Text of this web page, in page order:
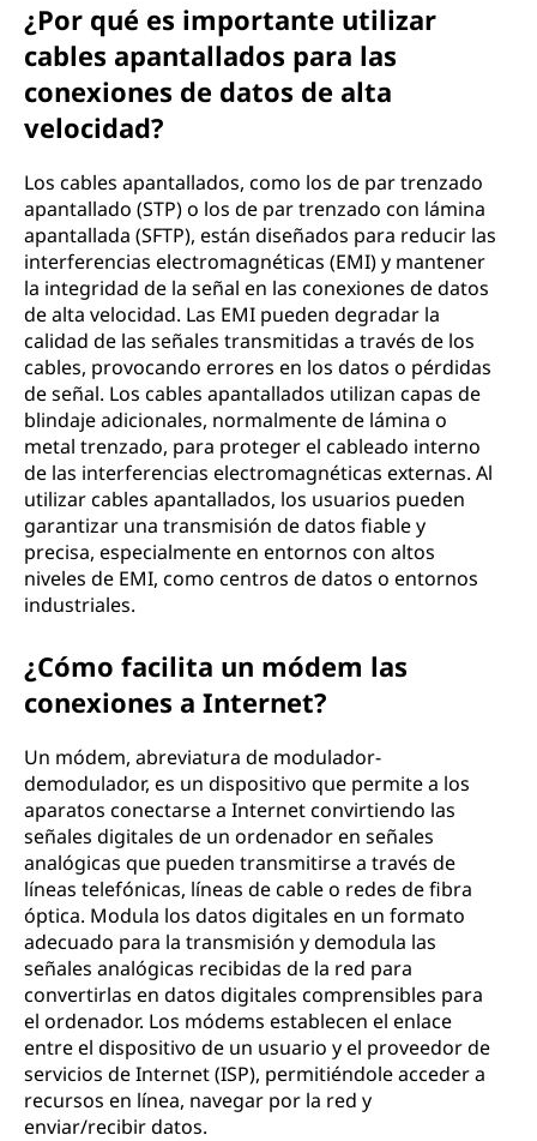
¿Por qué es importante utilizar
cables apantallados para las
conexiones de datos de alta
velocidad?
Los cables apantallados, como los de par trenzado
apantallado (STP) o los de par trenzado con lámina
apantallada (SFTP), están diseñados para reducir las
interferencias electromagnéticas (EMI) y mantener
la integridad de la señal en las conexiones de datos
de alta velocidad. Las EMI pueden degradar la
calidad de las señales transmitidas a través de los
cables, provocando errores en los datos o pérdidas
de señal. Los cables apantallados utilizan capas de
blindaje adicionales, normalmente de lámina o
metal trenzado, para proteger el cableado interno
de las interferencias electromagnéticas externas. Al
utilizar cables apantallados, los usuarios pueden
garantizar una transmisión de datos fiable y
precisa, especialmente en entornos con altos
niveles de EMI, como centros de datos o entornos
industriales.
¿Cómo facilita un módem las
conexiones a Internet?
Un módem, abreviatura de modulador-
demodulador, es un dispositivo que permite a los
aparatos conectarse a Internet convirtiendo las
señales digitales de un ordenador en señales
analógicas que pueden transmitirse a través de
líneas telefónicas, líneas de cable o redes de fibra
óptica. Modula los datos digitales en un formato
adecuado para la transmisión y demodula las
señales analógicas recibidas de la red para
convertirlas en datos digitales comprensibles para
el ordenador. Los módems establecen el enlace
entre el dispositivo de un usuario y el proveedor de
servicios de Internet (ISP), permitiéndole acceder a
recursos en línea, navegar por la red y
enviar/recibir datos.